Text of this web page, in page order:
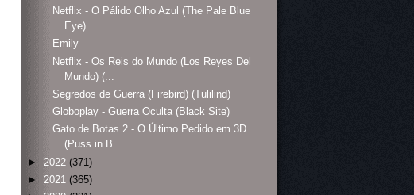
Netflix - O Pálido Olho Azul (The Pale Blue
Eye)
Emily
Netflix - Os Reis do Mundo (Los Reyes Del
Mundo) (...
Segredos de Guerra (Firebird) (Tulilind)
Globoplay - Guerra Oculta (Black Site)
Gato de Botas 2 - O Último Pedido em 3D
(Puss in B...
► 2022 (371)
► 2021 (365)